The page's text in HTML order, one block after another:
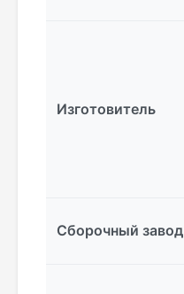
Изготовитель
Сборочный завод